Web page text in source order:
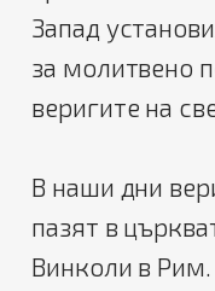
Запад
за молитвено
веригите на
В наши дни
пазят в
Винколи в Рим.